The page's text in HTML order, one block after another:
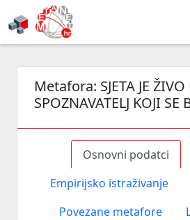
Metafora: SJETA JE
SPOZNAVATELJ KOJI SE
Osnovni podatci
Empirijsko istraživanje
Povezane metafore